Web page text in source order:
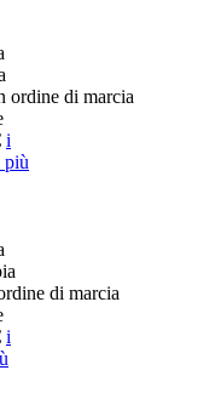
ordine di marcia
i
più
di marcia
i